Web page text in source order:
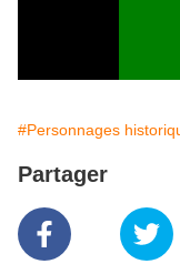
#Personnages
Partager